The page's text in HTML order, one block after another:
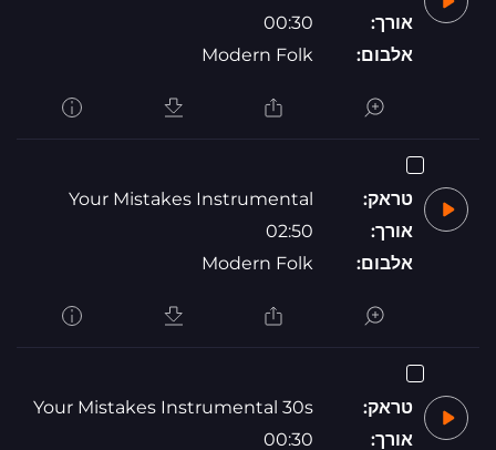
אורך:
00:30
אלבום:
Modern Folk
טראק:
Your Mistakes Instrumental
אורך:
02:50
אלבום:
Modern Folk
טראק:
Your Mistakes Instrumental 30s
אורך:
00:30